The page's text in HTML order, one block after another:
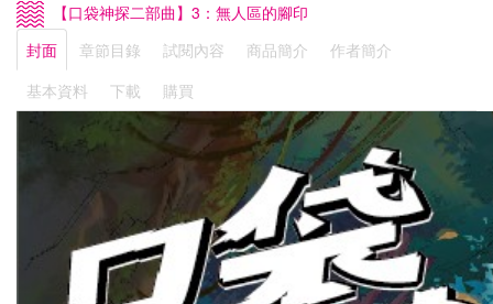
【口袋神探二部曲】3：無人區的腳印
封面
章節目錄 試閱內容 商品簡介
作者簡介
基本資料
下載 購買